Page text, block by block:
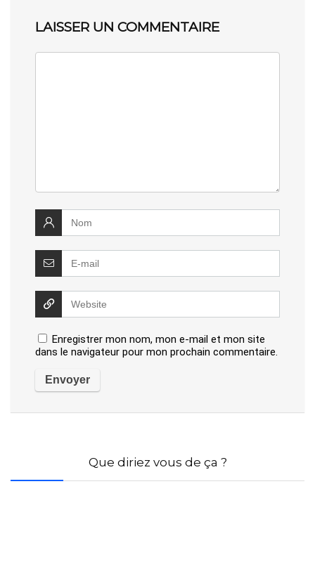
LAISSER UN COMMENTAIRE
Enregistrer mon nom, mon e-mail et mon site
dans le navigateur pour mon prochain commentaire.
Que diriez vous de ça ?